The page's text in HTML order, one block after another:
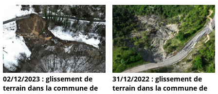
02/12/2023 : glissement de
terrain dans la commune de
31/12/2022 : glissement de
terrain dans la commune de